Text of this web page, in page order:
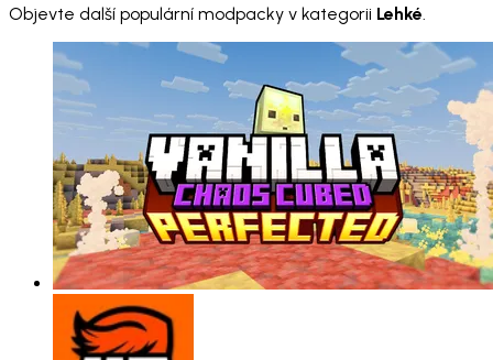
Objevte další populární modpacky v kategorii Lehké.